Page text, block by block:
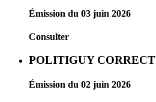
Émission du 03 juin 2026
Consulter
POLITIGUY CORRECT
Émission du 02 juin 2026